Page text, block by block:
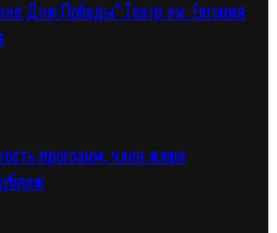
Дню Победы”.Театр им. Евгения
программ, член жюри